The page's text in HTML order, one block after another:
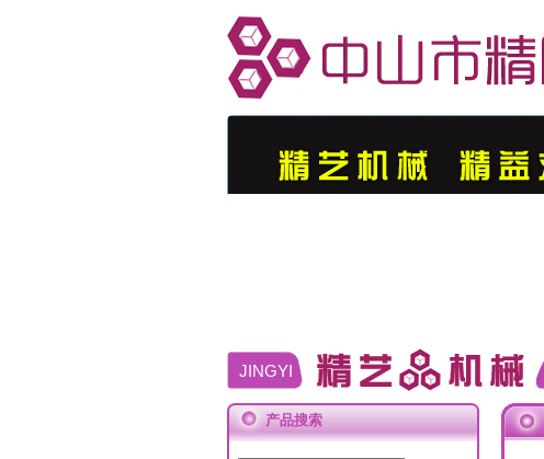
JINGYI
产品搜索